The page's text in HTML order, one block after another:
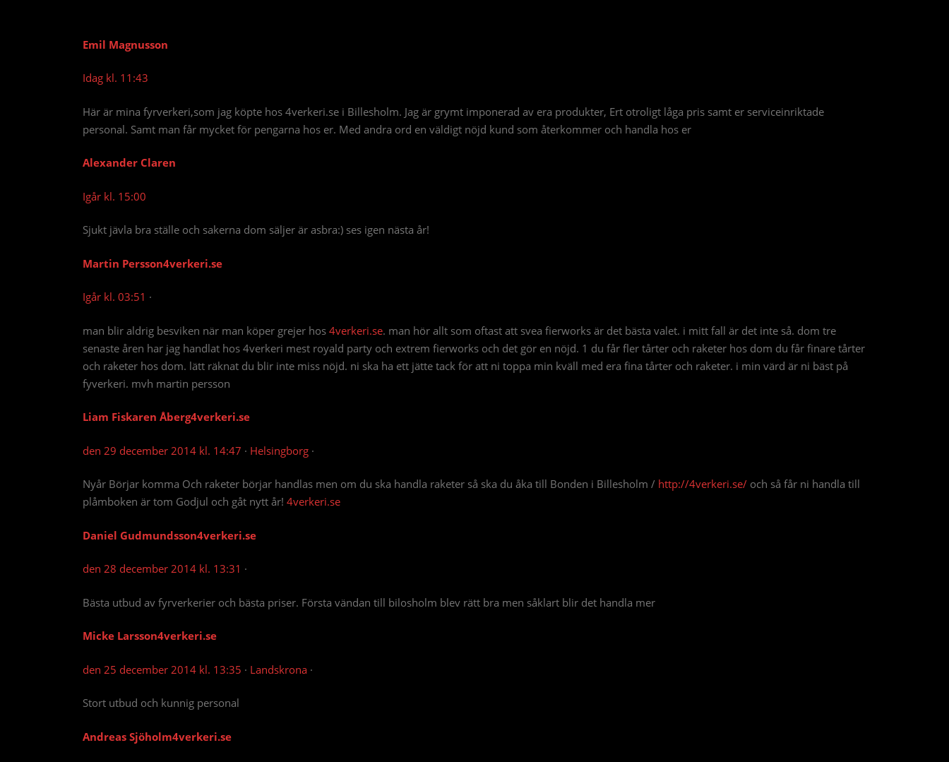
Emil Magnusson
Idag kl. 11:43
Här är mina fyrverkeri,som jag köpte hos 4verkeri.se i Billesholm. Jag är grymt imponerad av era produkter, Ert otroligt låga pris samt er serviceinriktade
personal. Samt man får mycket för pengarna hos er. Med andra ord en väldigt nöjd kund som återkommer och handla hos er
Alexander Claren
Igår kl. 15:00
Sjukt jävla bra ställe och sakerna dom säljer är asbra:) ses igen nästa år!
Martin Persson4verkeri.se
Igår kl. 03:51 ·
man blir aldrig besviken när man köper grejer hos 4verkeri.se. man hör allt som oftast att svea fierworks är det bästa valet. i mitt fall är det inte så. dom tre
senaste åren har jag handlat hos 4verkeri mest royald party och extrem fierworks och det gör en nöjd. 1 du får fler tårter och raketer hos dom du får finare tårter
och raketer hos dom. lätt räknat du blir inte miss nöjd. ni ska ha ett jätte tack för att ni toppa min kväll med era fina tårter och raketer. i min värd är ni bäst på
fyverkeri. mvh martin persson
Liam Fiskaren Åberg4verkeri.se
den 29 december 2014 kl. 14:47 · Helsingborg ·
Nyår Börjar komma Och raketer börjar handlas men om du ska handla raketer så ska du åka till Bonden i Billesholm / http://4verkeri.se/ och så får ni handla till
plåmboken är tom Godjul och gåt nytt år! 4verkeri.se
Daniel Gudmundsson4verkeri.se
den 28 december 2014 kl. 13:31 ·
Bästa utbud av fyrverkerier och bästa priser. Första vändan till bilosholm blev rätt bra men såklart blir det handla mer
Micke Larsson4verkeri.se
den 25 december 2014 kl. 13:35 · Landskrona ·
Stort utbud och kunnig personal
Andreas Sjöholm4verkeri.se